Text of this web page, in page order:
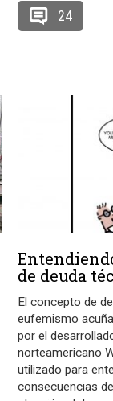
24
de deuda
El concepto de
eufemismo
por el
norteamericano
utilizado para
consecuencias